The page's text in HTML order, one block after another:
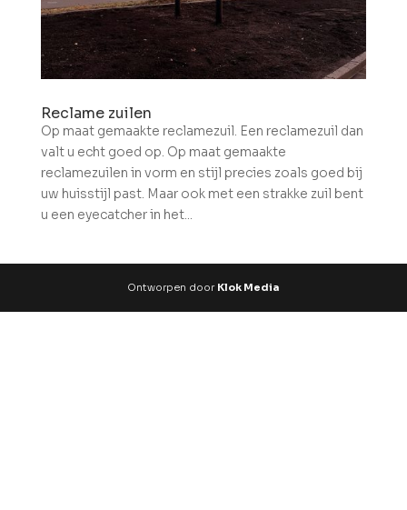
Reclame zuilen
Op maat gemaakte reclamezuil. Een reclamezuil dan
valt u echt goed op. Op maat gemaakte
reclamezuilen in vorm en stijl precies zoals goed bij
uw huisstijl past. Maar ook met een strakke zuil bent
u een eyecatcher in het...
Ontworpen door Klok Media